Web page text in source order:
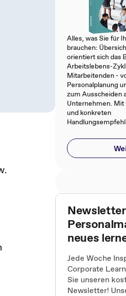
Alles, was Sie für
brauchen:
orientiert sich das
Arbeitslebens-
Mitarbeitenden -
Personalplanung
zum Ausscheiden
Unternehmen. Mit
und konkreten
Newsletter
neues
Jede Woche
Corporate
Sie unseren
Newsletter!